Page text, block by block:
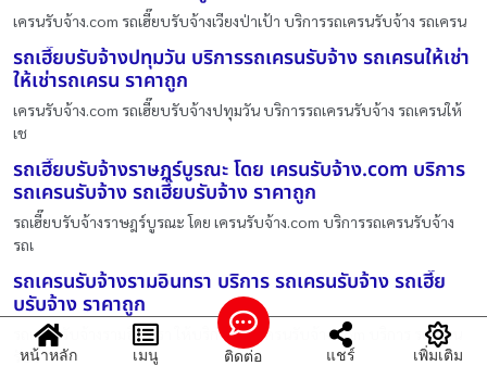
เครนรับจ้าง.com รถเฮี๊ยบรับจ้างเวียงป่าเป้า บริการรถเครนรับจ้าง รถเครน
รถเฮี๊ยบรับจ้างปทุมวัน บริการรถเครนรับจ้าง รถเครนให้เช่า
ให้เช่ารถเครน ราคาถูก
เครนรับจ้าง.com รถเฮี๊ยบรับจ้างปทุมวัน บริการรถเครนรับจ้าง รถเครนให้
เช
รถเฮี๊ยบรับจ้างราษฎร์บูรณะ โดย เครนรับจ้าง.com บริการ
รถเครนรับจ้าง รถเฮี๊ยบรับจ้าง ราคาถูก
รถเฮี๊ยบรับจ้างราษฎร์บูรณะ โดย เครนรับจ้าง.com บริการรถเครนรับจ้าง
รถเ
รถเครนรับจ้างรามอินทรา บริการ รถเครนรับจ้าง รถเฮี๊ย
บรับจ้าง ราคาถูก
รถเครนรับจ้างรามอินทรา ให้บริการโดย เครนรับจ้าง.com บริการ รถเครน
รับจ้
หน้าหลัก เมนู ติดต่อ แชร์ เพิ่มเติม